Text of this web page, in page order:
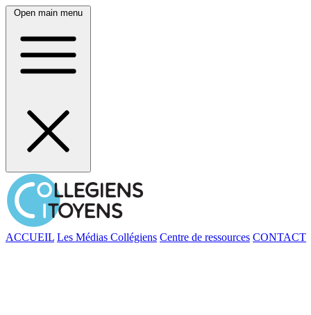
Open main menu
ACCUEIL Les Médias Collégiens Centre de ressources CONTACT